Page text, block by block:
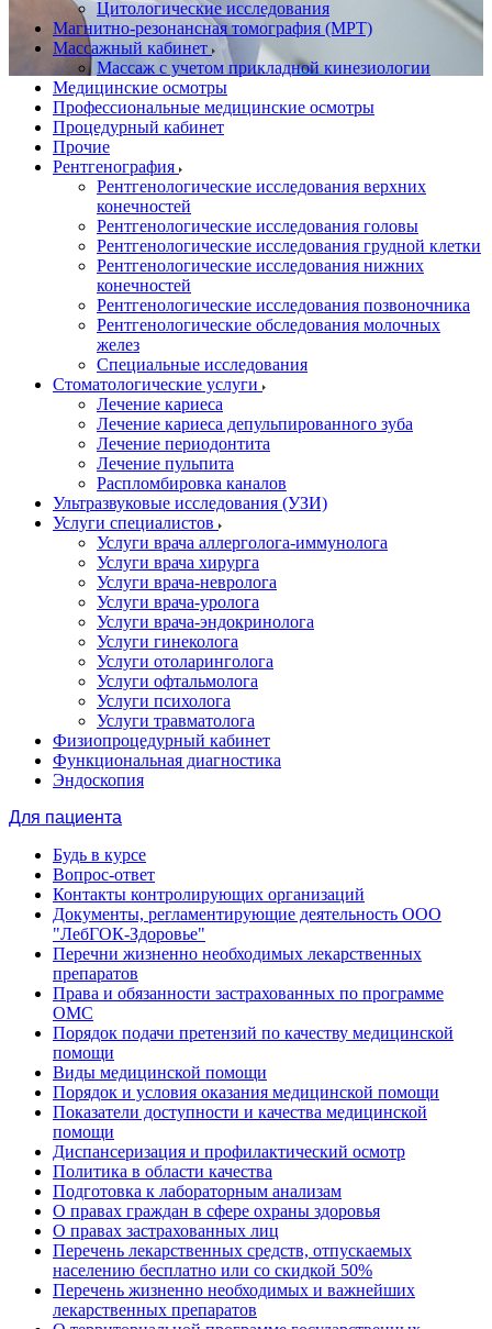
Цитологические исследования
Магнитно-резонансная томография (МРТ)
Массажный кабинет
Массаж с учетом прикладной кинезиологии
Медицинские осмотры
Профессиональные медицинские осмотры
Процедурный кабинет
Прочие
Рентгенография
Рентгенологические исследования верхних
конечностей
Рентгенологические исследования головы
Рентгенологические исследования грудной клетки
Рентгенологические исследования нижних
конечностей
Рентгенологические исследования позвоночника
Рентгенологические обследования молочных
желез
Специальные исследования
Стоматологические услуги
Лечение кариеса
Лечение кариеса депульпированного зуба
Лечение периодонтита
Лечение пульпита
Распломбировка каналов
Ультразвуковые исследования (УЗИ)
Услуги специалистов
Услуги врача аллерголога-иммунолога
Услуги врача хирурга
Услуги врача-невролога
Услуги врача-уролога
Услуги врача-эндокринолога
Услуги гинеколога
Услуги отоларинголога
Услуги офтальмолога
Услуги психолога
Услуги травматолога
Физиопроцедурный кабинет
Функциональная диагностика
Эндоскопия
Для пациента
Будь в курсе
Вопрос-ответ
Контакты контролирующих организаций
Документы, регламентирующие деятельность ООО
"ЛебГОК-Здоровье"
Перечни жизненно необходимых лекарственных
препаратов
Права и обязанности застрахованных по программе
ОМС
Порядок подачи претензий по качеству медицинской
помощи
Виды медицинской помощи
Порядок и условия оказания медицинской помощи
Показатели доступности и качества медицинской
помощи
Диспансеризация и профилактический осмотр
Политика в области качества
Подготовка к лабораторным анализам
О правах граждан в сфере охраны здоровья
О правах застрахованных лиц
Перечень лекарственных средств, отпускаемых
населению бесплатно или со скидкой 50%
Перечень жизненно необходимых и важнейших
лекарственных препаратов